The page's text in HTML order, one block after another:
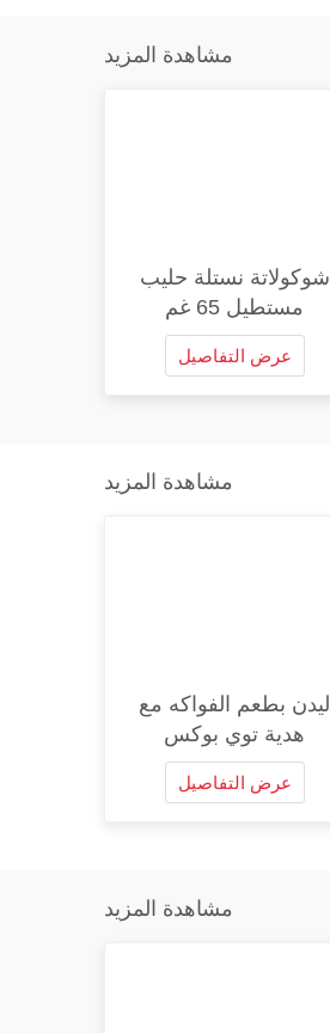
مشاهدة المزيد
شوكولاتة نستلة حليب
مستطيل 65 غم
عرض التفاصيل
مشاهدة المزيد
ليدن بطعم الفواكه مع
هدية توي بوكس
عرض التفاصيل
مشاهدة المزيد